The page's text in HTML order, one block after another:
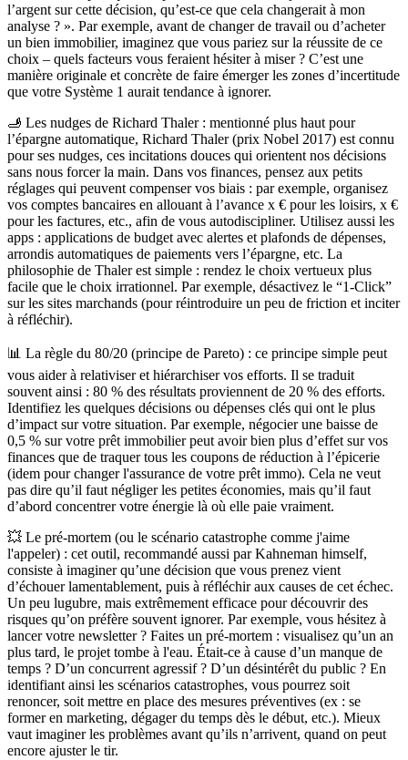
l’argent sur cette décision, qu’est-ce que cela changerait à mon
analyse ? ». Par exemple, avant de changer de travail ou d’acheter
un bien immobilier, imaginez que vous pariez sur la réussite de ce
choix – quels facteurs vous feraient hésiter à miser ? C’est une
manière originale et concrète de faire émerger les zones d’incertitude
que votre Système 1 aurait tendance à ignorer.
🫸 Les nudges de Richard Thaler : mentionné plus haut pour
l’épargne automatique, Richard Thaler (prix Nobel 2017) est connu
pour ses nudges, ces incitations douces qui orientent nos décisions
sans nous forcer la main. Dans vos finances, pensez aux petits
réglages qui peuvent compenser vos biais : par exemple, organisez
vos comptes bancaires en allouant à l’avance x € pour les loisirs, x €
pour les factures, etc., afin de vous autodiscipliner. Utilisez aussi les
apps : applications de budget avec alertes et plafonds de dépenses,
arrondis automatiques de paiements vers l’épargne, etc. La
philosophie de Thaler est simple : rendez le choix vertueux plus
facile que le choix irrationnel. Par exemple, désactivez le “1-Click”
sur les sites marchands (pour réintroduire un peu de friction et inciter
à réfléchir).
📊 La règle du 80/20 (principe de Pareto) : ce principe simple peut
vous aider à relativiser et hiérarchiser vos efforts. Il se traduit
souvent ainsi : 80 % des résultats proviennent de 20 % des efforts.
Identifiez les quelques décisions ou dépenses clés qui ont le plus
d’impact sur votre situation. Par exemple, négocier une baisse de
0,5 % sur votre prêt immobilier peut avoir bien plus d’effet sur vos
finances que de traquer tous les coupons de réduction à l’épicerie
(idem pour changer l'assurance de votre prêt immo). Cela ne veut
pas dire qu’il faut négliger les petites économies, mais qu’il faut
d’abord concentrer votre énergie là où elle paie vraiment.
💥 Le pré-mortem (ou le scénario catastrophe comme j'aime
l'appeler) : cet outil, recommandé aussi par Kahneman himself,
consiste à imaginer qu’une décision que vous prenez vient
d’échouer lamentablement, puis à réfléchir aux causes de cet échec.
Un peu lugubre, mais extrêmement efficace pour découvrir des
risques qu’on préfère souvent ignorer. Par exemple, vous hésitez à
lancer votre newsletter ? Faites un pré-mortem : visualisez qu’un an
plus tard, le projet tombe à l'eau. Était-ce à cause d’un manque de
temps ? D’un concurrent agressif ? D’un désintérêt du public ? En
identifiant ainsi les scénarios catastrophes, vous pourrez soit
renoncer, soit mettre en place des mesures préventives (ex : se
former en marketing, dégager du temps dès le début, etc.). Mieux
vaut imaginer les problèmes avant qu’ils n’arrivent, quand on peut
encore ajuster le tir.